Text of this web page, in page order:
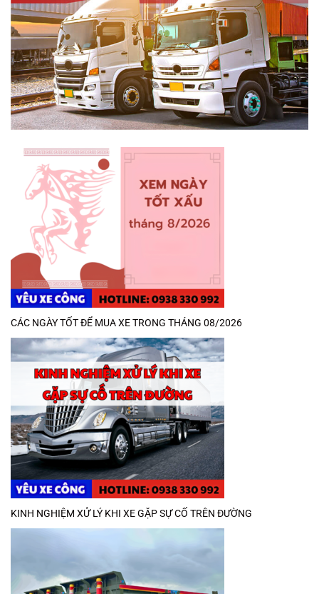
CÁC NGÀY TỐT ĐỂ MUA XE TRONG THÁNG 08/2026
KINH NGHIỆM XỬ LÝ KHI XE GẶP SỰ CỐ TRÊN ĐƯỜNG